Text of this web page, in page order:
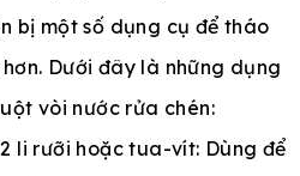
bị một số dụng cụ để tháo
Dưới đây là những dụng
vòi nước rửa chén:
li rưỡi hoặc tua-vít: Dùng để